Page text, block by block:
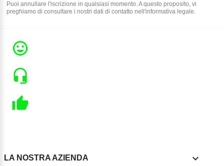
Puoi annullare l'iscrizione in qualsiasi momento. A questo proposito, vi
preghiamo di consultare i nostri dati di contatto nell'informativa legale.
LA NOSTRA AZIENDA 